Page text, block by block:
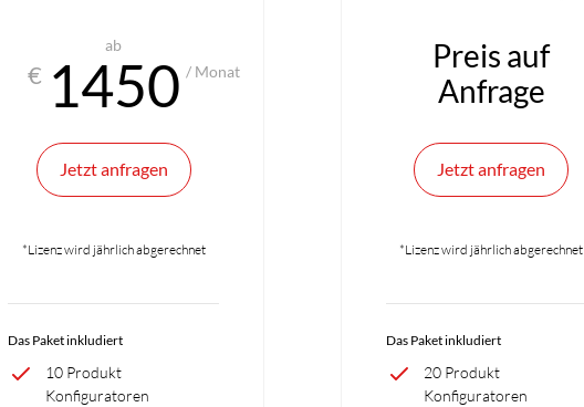
ab
€ 1450 / Monat
Jetzt anfragen
*Lizenz wird jährlich abgerechnet
Das Paket inkludiert
10 Produkt
Konfiguratoren
Preis auf
Anfrage
Jetzt anfragen
*Lizenz wird jährlich abgerechnet
Das Paket inkludiert
20 Produkt
Konfiguratoren